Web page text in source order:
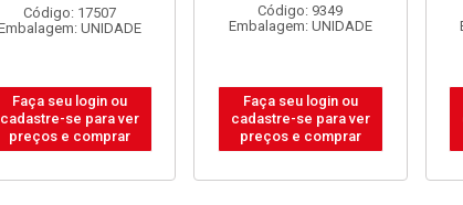
Código: 17507
UNIDADE
Faça seu login ou
cadastre-se para ver
preços e comprar
Código: 9349
Embalagem: UNIDADE
Faça seu login ou
cadastre-se para ver
preços e comprar